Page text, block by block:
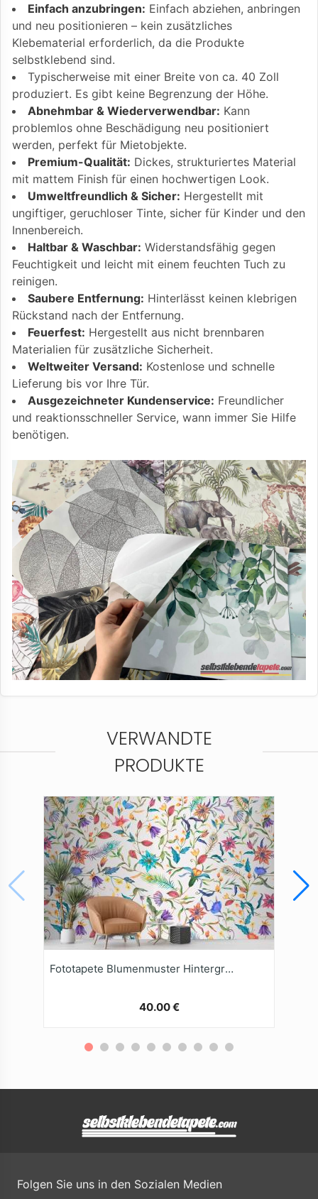
Einfach anzubringen: Einfach abziehen, anbringen
und neu positionieren – kein zusätzliches
Klebematerial erforderlich, da die Produkte
selbstklebend sind.
Typischerweise mit einer Breite von ca. 40 Zoll
produziert. Es gibt keine Begrenzung der Höhe.
Abnehmbar & Wiederverwendbar: Kann
problemlos ohne Beschädigung neu positioniert
werden, perfekt für Mietobjekte.
Premium-Qualität: Dickes, strukturiertes Material
mit mattem Finish für einen hochwertigen Look.
Umweltfreundlich & Sicher: Hergestellt mit
ungiftiger, geruchloser Tinte, sicher für Kinder und den
Innenbereich.
Haltbar & Waschbar: Widerstandsfähig gegen
Feuchtigkeit und leicht mit einem feuchten Tuch zu
reinigen.
Saubere Entfernung: Hinterlässt keinen klebrigen
Rückstand nach der Entfernung.
Feuerfest: Hergestellt aus nicht brennbaren
Materialien für zusätzliche Sicherheit.
Weltweiter Versand: Kostenlose und schnelle
Lieferung bis vor Ihre Tür.
Ausgezeichneter Kundenservice: Freundlicher
und reaktionsschneller Service, wann immer Sie Hilfe
benötigen.
VERWANDTE
PRODUKTE
Fototapete Blumenmuster Hintergrund
40.00 €
Folgen Sie uns in den Sozialen Medien